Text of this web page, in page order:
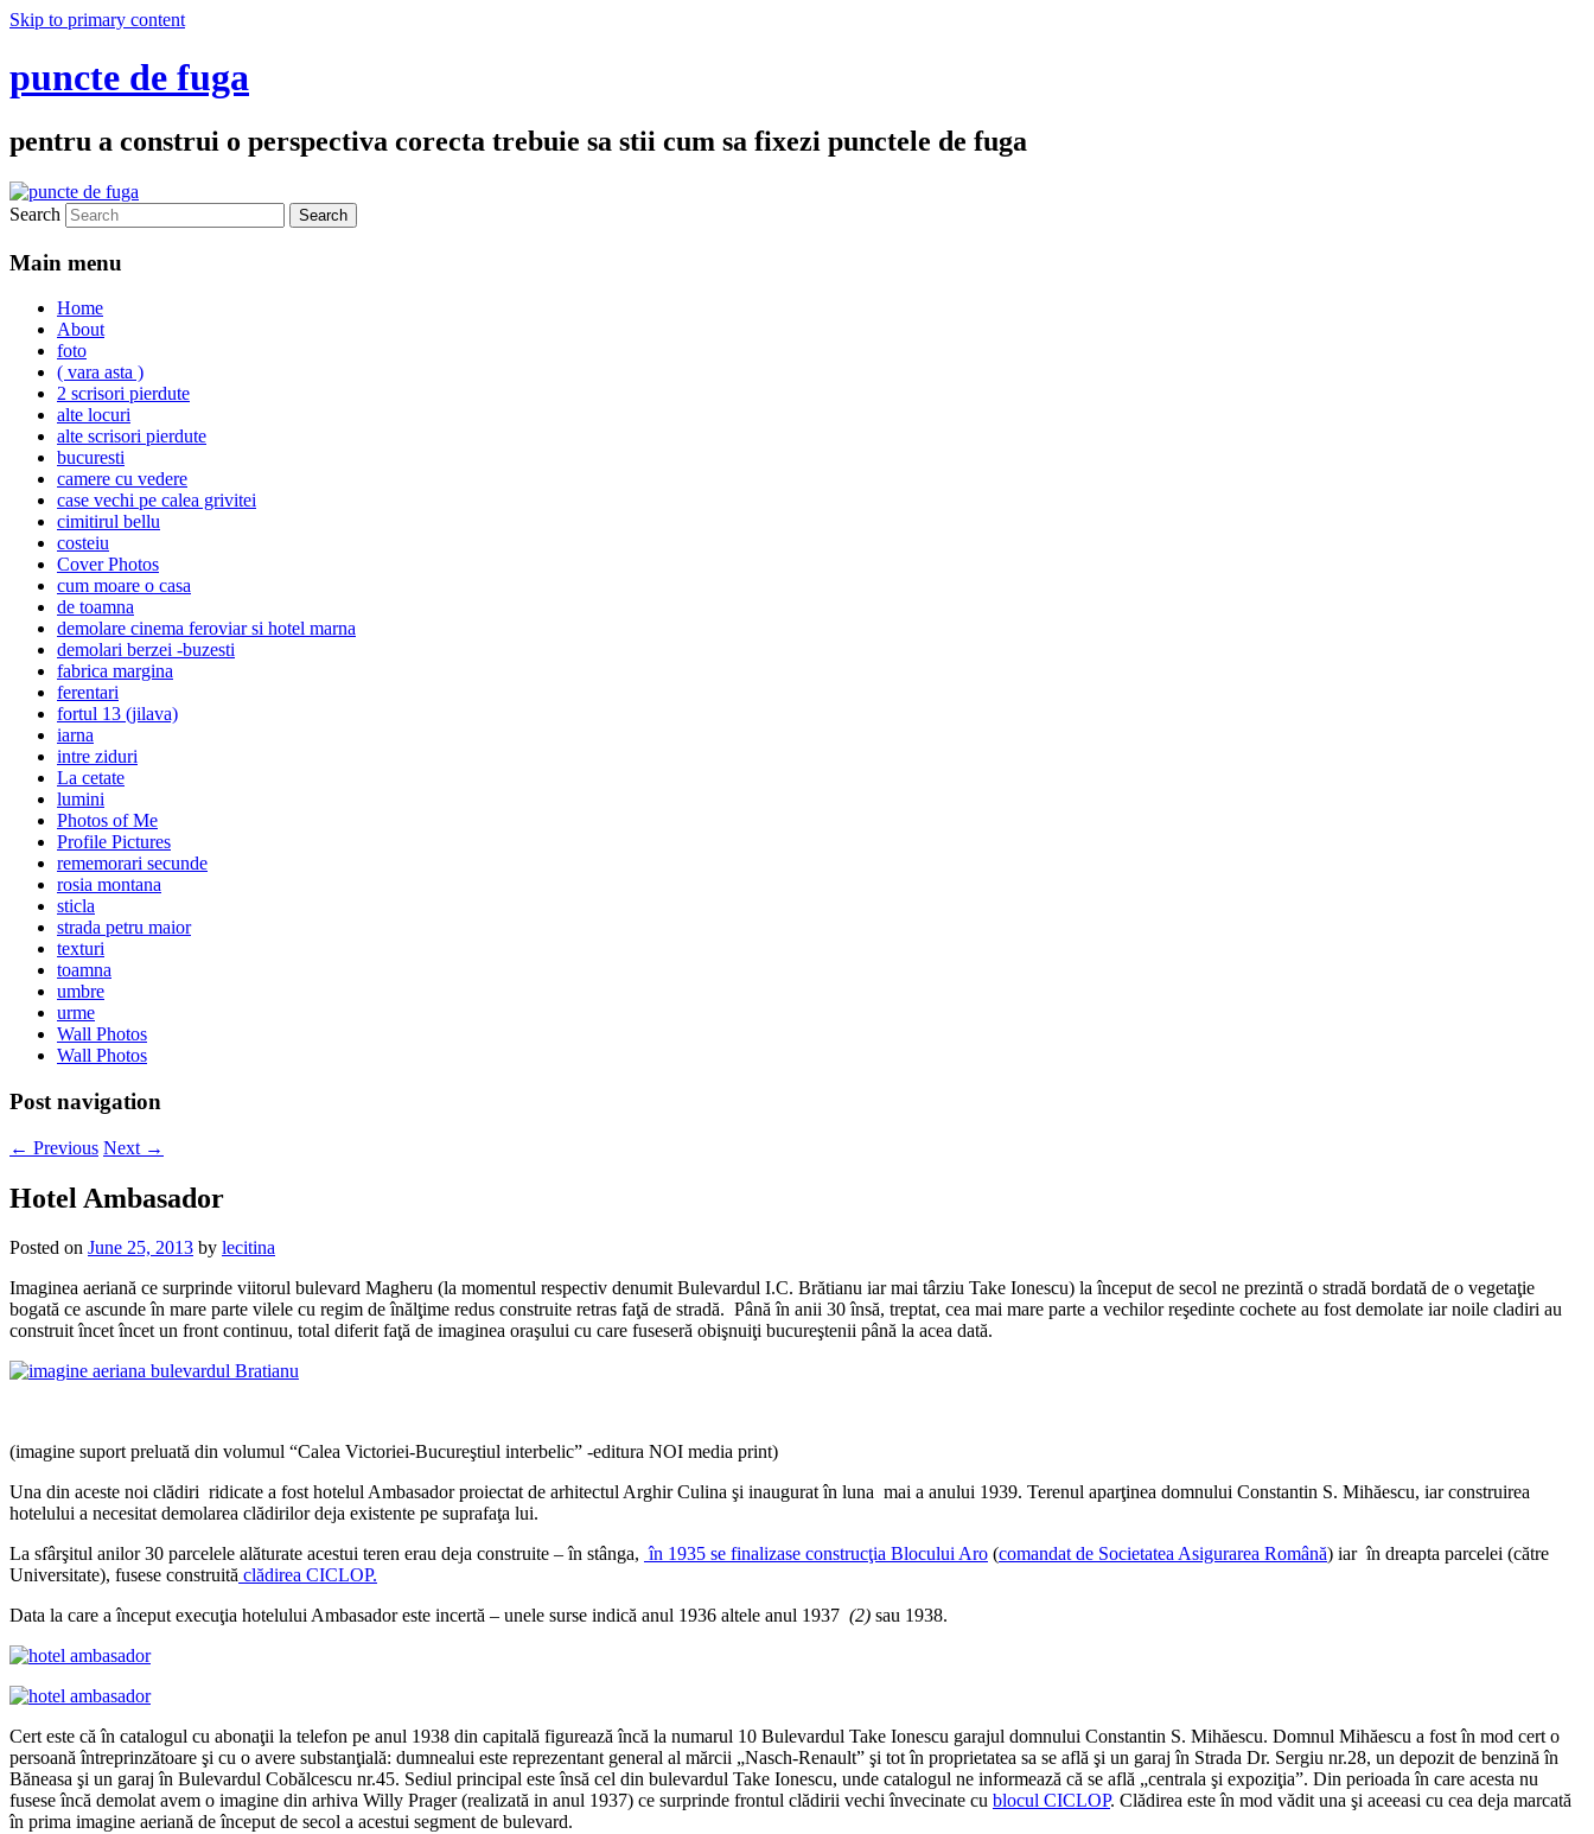
Skip to primary content
puncte de fuga
pentru a construi o perspectiva corecta trebuie sa stii cum sa fixezi punctele de fuga
Search
Main menu
Home
About
foto
( vara asta )
2 scrisori pierdute
alte locuri
alte scrisori pierdute
bucuresti
camere cu vedere
case vechi pe calea grivitei
cimitirul bellu
costeiu
Cover Photos
cum moare o casa
de toamna
demolare cinema feroviar si hotel marna
demolari berzei -buzesti
fabrica margina
ferentari
fortul 13 (jilava)
iarna
intre ziduri
La cetate
lumini
Photos of Me
Profile Pictures
rememorari secunde
rosia montana
sticla
strada petru maior
texturi
toamna
umbre
urme
Wall Photos
Wall Photos
Post navigation
← Previous Next →
Hotel Ambasador
Posted on June 25, 2013 by lecitina
Imaginea aeriană ce surprinde viitorul bulevard Magheru (la momentul respectiv denumit Bulevardul I.C. Brătianu iar mai târziu Take Ionescu) la început de secol ne prezintă o stradă bordată de o vegetaţie
bogată ce ascunde în mare parte vilele cu regim de înălţime redus construite retras faţă de stradă. Până în anii 30 însă, treptat, cea mai mare parte a vechilor reşedinte cochete au fost demolate iar noile cladiri au
construit încet încet un front continuu, total diferit faţă de imaginea oraşului cu care fuseseră obişnuiţi bucureştenii până la acea dată.
(imagine suport preluată din volumul “Calea Victoriei-Bucureştiul interbelic” -editura NOI media print)
Una din aceste noi clădiri ridicate a fost hotelul Ambasador proiectat de arhitectul Arghir Culina şi inaugurat în luna mai a anului 1939. Terenul aparţinea domnului Constantin S. Mihăescu, iar construirea
hotelului a necesitat demolarea clădirilor deja existente pe suprafaţa lui.
La sfârşitul anilor 30 parcelele alăturate acestui teren erau deja construite – în stânga, în 1935 se finalizase construcţia Blocului Aro (comandat de Societatea Asigurarea Română) iar în dreapta parcelei (către
Universitate), fusese construită clădirea CICLOP.
Data la care a început execuţia hotelului Ambasador este incertă – unele surse indică anul 1936 altele anul 1937 (2) sau 1938.
Cert este că în catalogul cu abonaţii la telefon pe anul 1938 din capitală figurează încă la numarul 10 Bulevardul Take Ionescu garajul domnului Constantin S. Mihăescu. Domnul Mihăescu a fost în mod cert o
persoană întreprinzătoare şi cu o avere substanţială: dumnealui este reprezentant general al mărcii „Nasch-Renault” şi tot în proprietatea sa se află şi un garaj în Strada Dr. Sergiu nr.28, un depozit de benzină în
Băneasa şi un garaj în Bulevardul Cobălcescu nr.45. Sediul principal este însă cel din bulevardul Take Ionescu, unde catalogul ne informează că se află „centrala şi expoziţia”. Din perioada în care acesta nu
fusese încă demolat avem o imagine din arhiva Willy Prager (realizată in anul 1937) ce surprinde frontul clădirii vechi învecinate cu blocul CICLOP. Clădirea este în mod vădit una şi aceeasi cu cea deja marcată
în prima imagine aeriană de început de secol a acestui segment de bulevard.